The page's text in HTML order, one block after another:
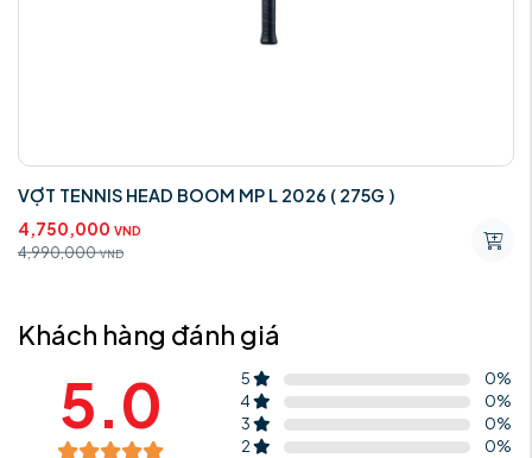
VỢT TENNIS HEAD BOOM MP L 2026 ( 275G )
4,750,000 VND
4,990,000 VND
Khách hàng đánh giá
5.0 5 0%
4
0%
3
0%
2
0%